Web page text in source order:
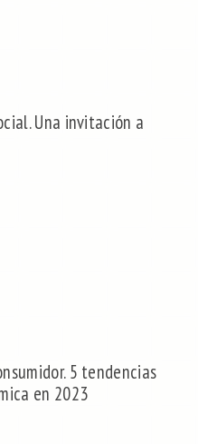
Una invitación a
5 tendencias
en 2023